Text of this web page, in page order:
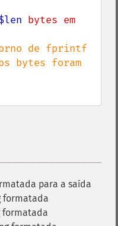
bytes em
de fprintf
bytes foram
para a saída
formatada
formatada